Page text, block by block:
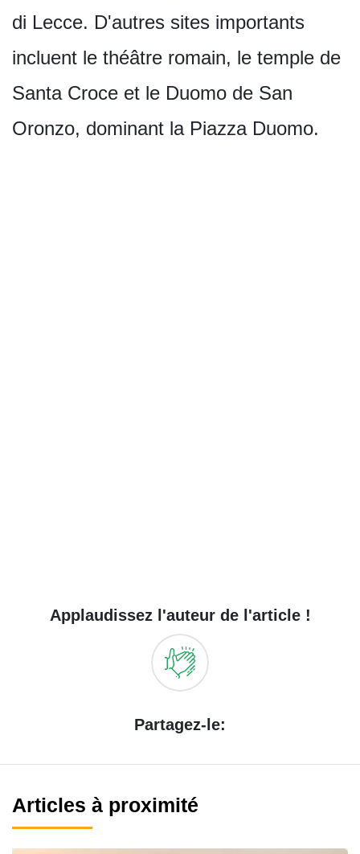
di Lecce. D'autres sites importants
incluent le théâtre romain, le temple de
Santa Croce et le Duomo de San
Oronzo, dominant la Piazza Duomo.
Applaudissez l'auteur de l'article !
Partagez-le:
Articles à proximité